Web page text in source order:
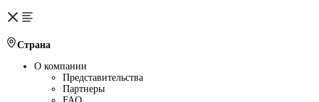
Страна
О компании
Представительства
Партнеры